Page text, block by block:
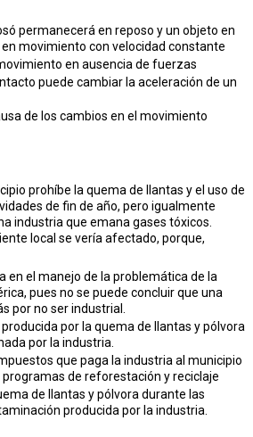
permanecerá en reposo y un objeto en
movimiento con velocidad constante
en ausencia de fuerzas
puede cambiar la aceleración de un
de los cambios en el movimiento
prohíbe la quema de llantas y el uso de
de fin de año, pero igualmente
industria que emana gases tóxicos.
local se vería afectado, porque,
en el manejo de la problemática de la
pues no se puede concluir que una
por no ser industrial.
por la quema de llantas y pólvora
por la industria.
que paga la industria al municipio
de reforestación y reciclaje
de llantas y pólvora durante las
producida por la industria.